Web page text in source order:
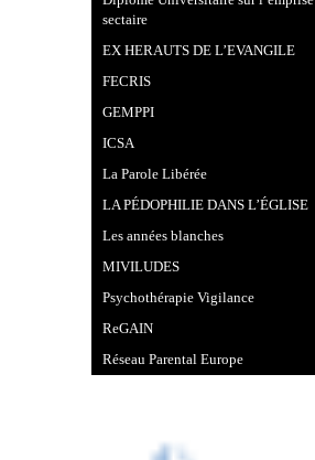
sectaire
EX HERAUTS DE L’EVANGILE
FECRIS
GEMPPI
ICSA
La Parole Libérée
LA PÉDOPHILIE DANS L’ÉGLISE
Les années blanches
MIVILUDES
Psychothérapie Vigilance
ReGAIN
Réseau Parental Europe